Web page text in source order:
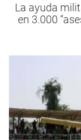
La ayuda
en 3.000